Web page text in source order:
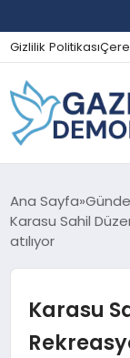
Gizlilik Politikası
GÜNDEM
EKONOMI
SPOR
Ana Sayfa
Karasu Sahil
atılıyor
Karasu